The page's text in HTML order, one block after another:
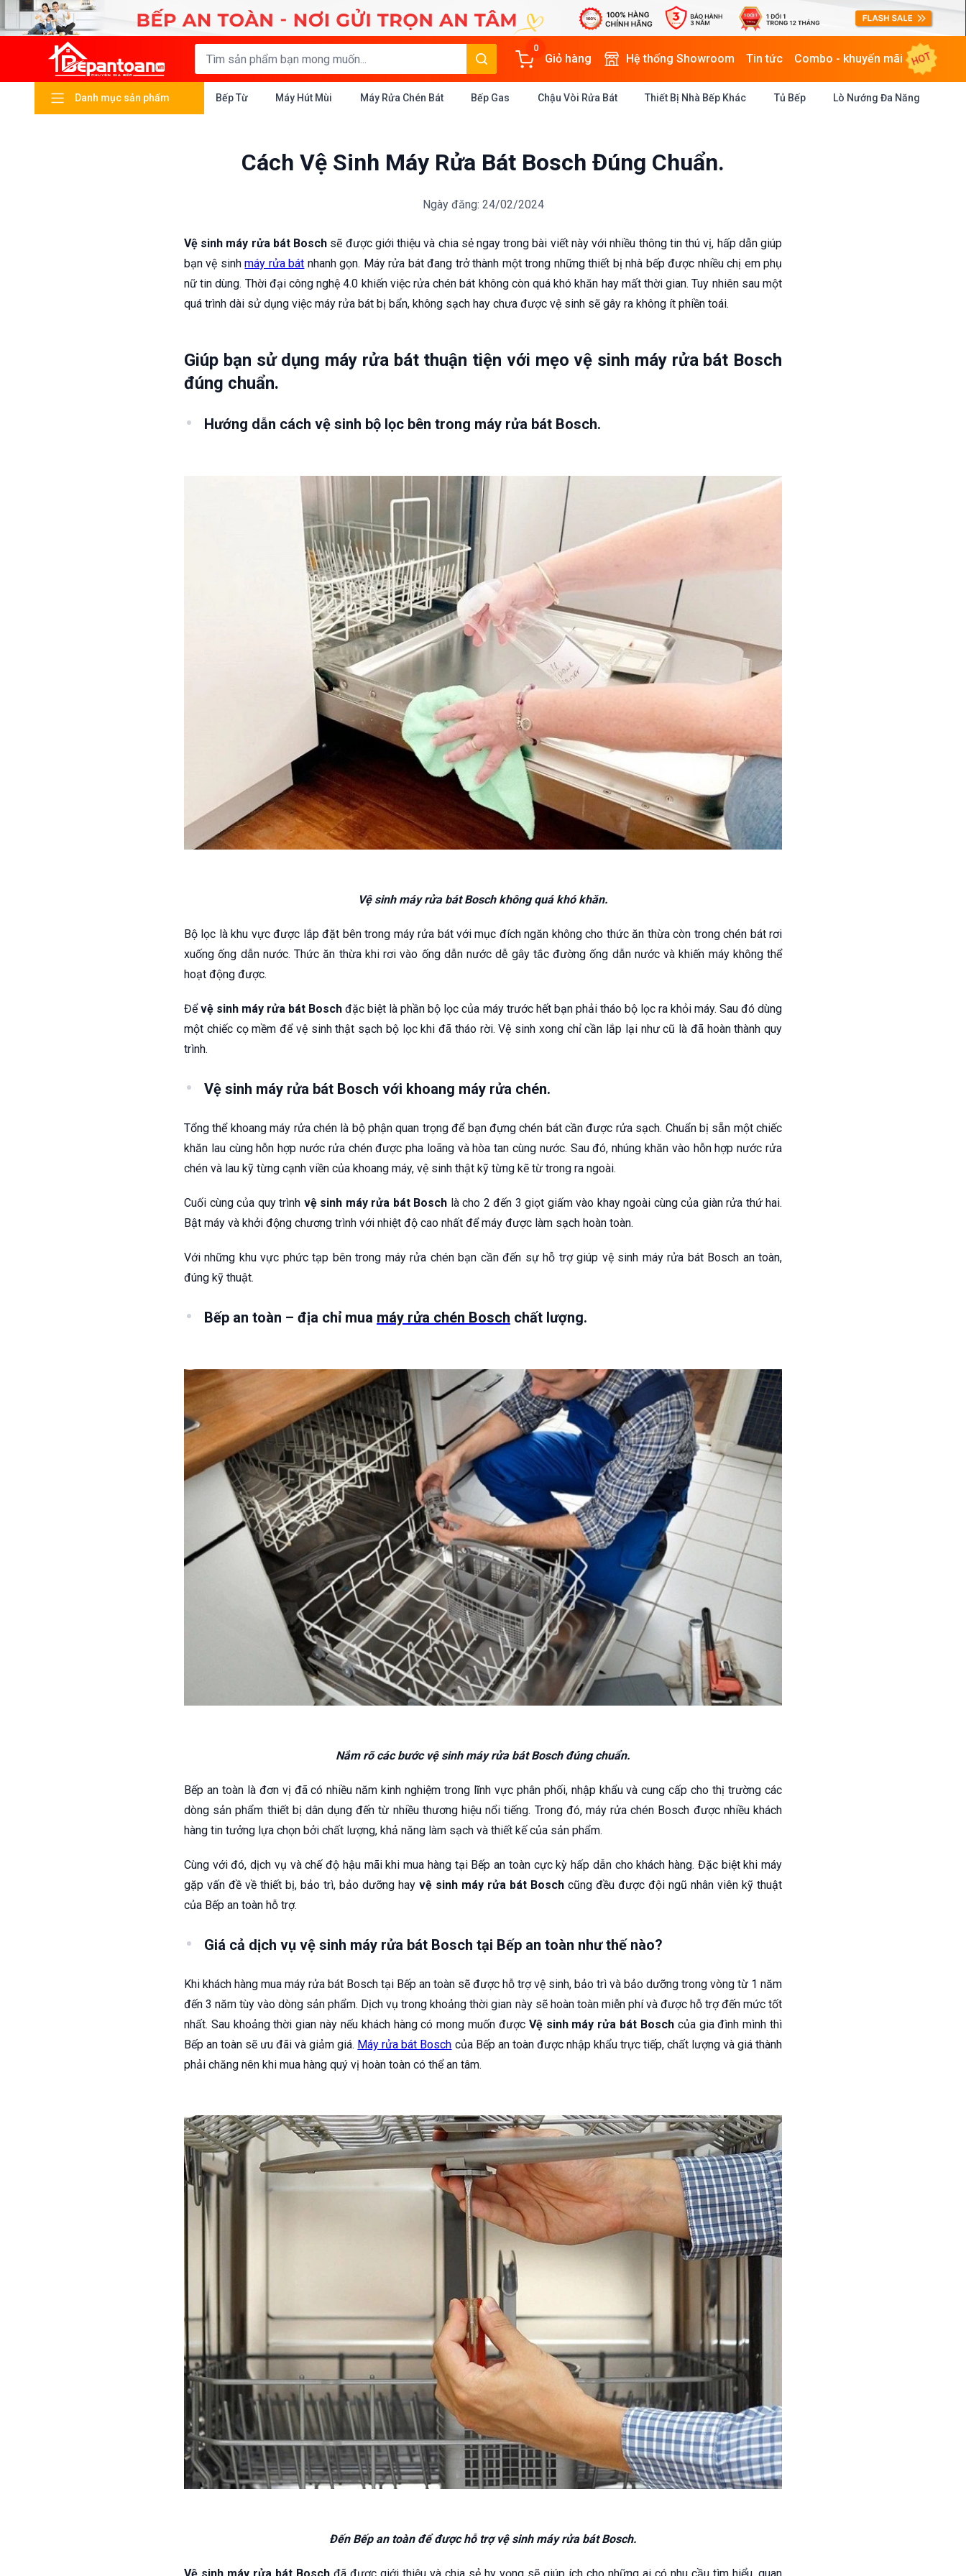
0
Giỏ hàng Hệ thống Showroom Tin tức Combo - khuyến mãi HOT
Danh mục sản phẩm Bếp Từ Máy Hút Mùi Máy Rửa Chén Bát Bếp Gas Chậu Vòi Rửa Bát Thiết Bị Nhà Bếp Khác Tủ Bếp Lò Nướng Đa Năng
Cách Vệ Sinh Máy Rửa Bát Bosch Đúng Chuẩn.
Ngày đăng: 24/02/2024
Vệ sinh máy rửa bát Bosch sẽ được giới thiệu và chia sẻ ngay trong bài viết này với nhiều thông tin thú vị, hấp dẫn giúp
bạn vệ sinhmáy rửa bát nhanh gọn. Máy rửa bát đang trở thành một trong những thiết bị nhà bếp được nhiều chị em phụ
nữ tin dùng. Thời đại công nghệ 4.0 khiến việc rửa chén bát không còn quá khó khăn hay mất thời gian. Tuy nhiên sau một
quá trình dài sử dụng việc máy rửa bát bị bẩn, không sạch hay chưa được vệ sinh sẽ gây ra không ít phiền toái.
Giúp bạn sử dụng máy rửa bát thuận tiện với mẹo vệ sinh máy rửa bát Bosch
đúng chuẩn.
Hướng dẫn cách vệ sinh bộ lọc bên trong máy rửa bát Bosch.
Vệ sinh máy rửa bát Bosch không quá khó khăn.
Bộ lọc là khu vực được lắp đặt bên trong máy rửa bát với mục đích ngăn không cho thức ăn thừa còn trong chén bát rơi
xuống ống dẫn nước. Thức ăn thừa khi rơi vào ống dẫn nước dễ gây tắc đường ống dẫn nước và khiến máy không thể
hoạt động được.
Đểvệ sinh máy rửa bát Bosch đặc biệt là phần bộ lọc của máy trước hết bạn phải tháo bộ lọc ra khỏi máy. Sau đó dùng
một chiếc cọ mềm để vệ sinh thật sạch bộ lọc khi đã tháo rời. Vệ sinh xong chỉ cần lắp lại như cũ là đã hoàn thành quy
trình.
Vệ sinh máy rửa bát Bosch với khoang máy rửa chén.
Tổng thể khoang máy rửa chén là bộ phận quan trọng để bạn đựng chén bát cần được rửa sạch. Chuẩn bị sẵn một chiếc
khăn lau cùng hỗn hợp nước rửa chén được pha loãng và hòa tan cùng nước. Sau đó, nhúng khăn vào hỗn hợp nước rửa
chén và lau kỹ từng cạnh viền của khoang máy, vệ sinh thật kỹ từng kẽ từ trong ra ngoài.
Cuối cùng của quy trình vệ sinh máy rửa bát Bosch là cho 2 đến 3 giọt giấm vào khay ngoài cùng của giàn rửa thứ hai.
Bật máy và khởi động chương trình với nhiệt độ cao nhất để máy được làm sạch hoàn toàn.
Với những khu vực phức tạp bên trong máy rửa chén bạn cần đến sự hỗ trợ giúp vệ sinh máy rửa bát Bosch an toàn,
đúng kỹ thuật.
Bếp an toàn – địa chỉ mua máy rửa chén Bosch chất lượng.
Nắm rõ các bước vệ sinh máy rửa bát Bosch đúng chuẩn.
Bếp an toàn là đơn vị đã có nhiều năm kinh nghiệm trong lĩnh vực phân phối, nhập khẩu và cung cấp cho thị trường các
dòng sản phẩm thiết bị dân dụng đến từ nhiều thương hiệu nổi tiếng. Trong đó, máy rửa chén Bosch được nhiều khách
hàng tin tưởng lựa chọn bởi chất lượng, khả năng làm sạch và thiết kế của sản phẩm.
Cùng với đó, dịch vụ và chế độ hậu mãi khi mua hàng tại Bếp an toàn cực kỳ hấp dẫn cho khách hàng. Đặc biệt khi máy
gặp vấn đề về thiết bị, bảo trì, bảo dưỡng hay vệ sinh máy rửa bát Bosch cũng đều được đội ngũ nhân viên kỹ thuật
của Bếp an toàn hỗ trợ.
Giá cả dịch vụ vệ sinh máy rửa bát Bosch tại Bếp an toàn như thế nào?
Khi khách hàng mua máy rửa bát Bosch tại Bếp an toàn sẽ được hỗ trợ vệ sinh, bảo trì và bảo dưỡng trong vòng từ 1 năm
đến 3 năm tùy vào dòng sản phẩm. Dịch vụ trong khoảng thời gian này sẽ hoàn toàn miễn phí và được hỗ trợ đến mức tốt
nhất. Sau khoảng thời gian này nếu khách hàng có mong muốn được Vệ sinh máy rửa bát Boschcủa gia đình mình thì
Bếp an toàn sẽ ưu đãi và giảm giá. Máy rửa bát Bosch của Bếp an toàn được nhập khẩu trực tiếp, chất lượng và giá thành
phải chăng nên khi mua hàng quý vị hoàn toàn có thể an tâm.
Đến Bếp an toàn để được hỗ trợ vệ sinh máy rửa bát Bosch.